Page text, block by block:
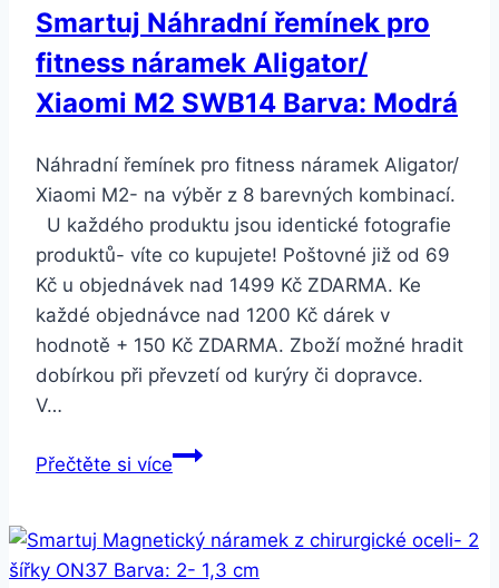
Smartuj Náhradní řemínek pro
fitness náramek Aligator/
Xiaomi M2 SWB14 Barva: Modrá
Náhradní řemínek pro fitness náramek Aligator/
Xiaomi M2- na výběr z 8 barevných kombinací.
U každého produktu jsou identické fotografie
produktů- víte co kupujete! Poštovné již od 69
Kč u objednávek nad 1499 Kč ZDARMA. Ke
každé objednávce nad 1200 Kč dárek v
hodnotě + 150 Kč ZDARMA. Zboží možné hradit
dobírkou při převzetí od kurýry či dopravce.
V…
Přečtěte si víceSmartuj
pro
fitness